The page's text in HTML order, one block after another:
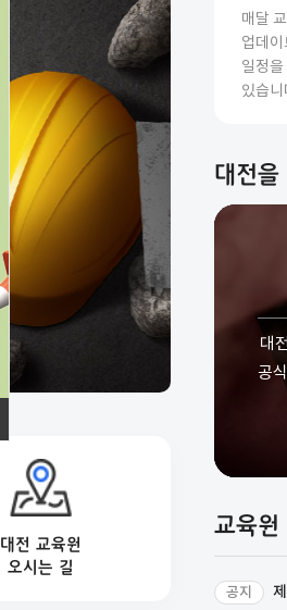
대전 교육원
오시는 길
매달
업데이
일정을
있습니
대전을
오
받
대
공
오
받
대
공
교육원
공지